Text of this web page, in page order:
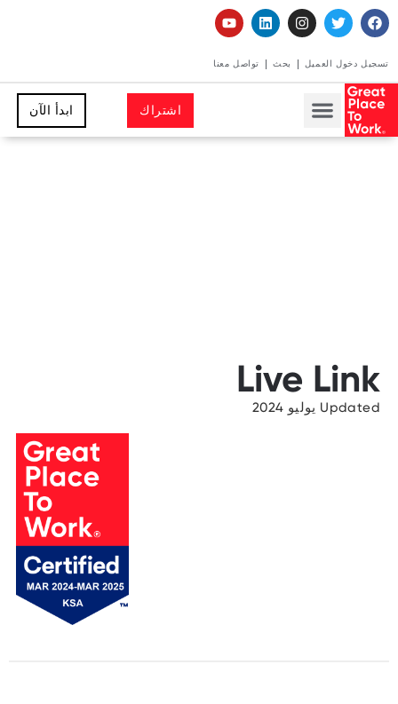
تسجيل دخول العميل بحث تواصل معنا
اشتراك ابدأ الآن
Live Link
Updated يوليو 2024